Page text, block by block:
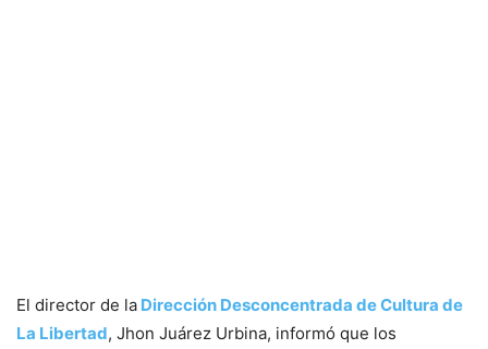
El director de la Dirección Desconcentrada de Cultura de
La Libertad, Jhon Juárez Urbina, informó que los